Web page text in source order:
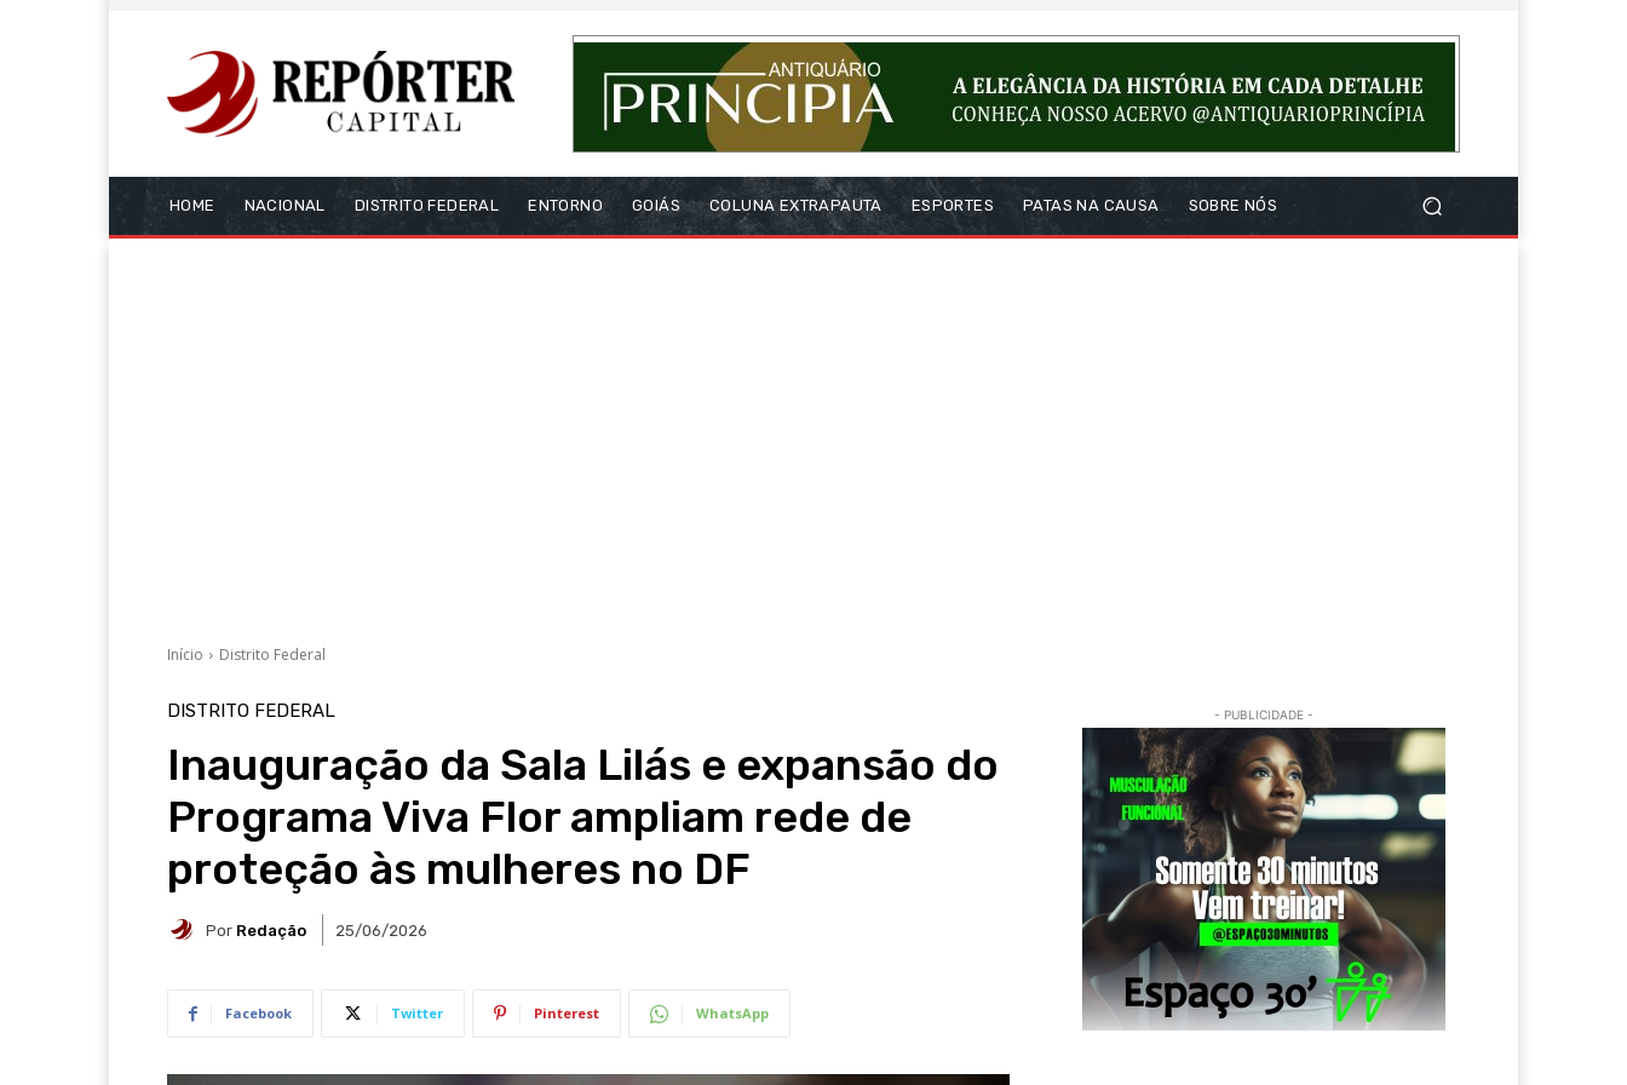
HOME NACIONAL DISTRITO FEDERAL ENTORNO GOIÁS COLUNA EXTRAPAUTA ESPORTES PATAS NA CAUSA SOBRE NÓS
Início Distrito Federal
DISTRITO FEDERAL
Inauguração da Sala Lilás e expansão do
Programa Viva Flor ampliam rede de
proteção às mulheres no DF
Por Redação 25/06/2026
Facebook Twitter Pinterest WhatsApp
- PUBLICIDADE -